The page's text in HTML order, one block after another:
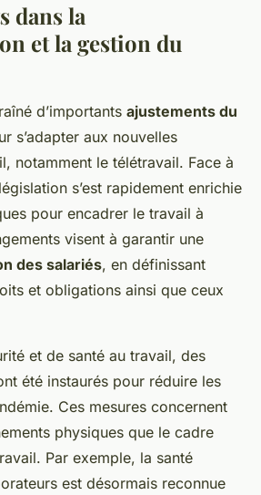
dans la
et la gestion du
d’importants ajustements du
s’adapter aux nouvelles
notamment le télétravail. Face à
s’est rapidement enrichie
pour encadrer le travail à
visent à garantir une
des salariés, en définissant
et obligations ainsi que ceux
et de santé au travail, des
été instaurés pour réduire les
Ces mesures concernent
physiques que le cadre
Par exemple, la santé
est désormais reconnue